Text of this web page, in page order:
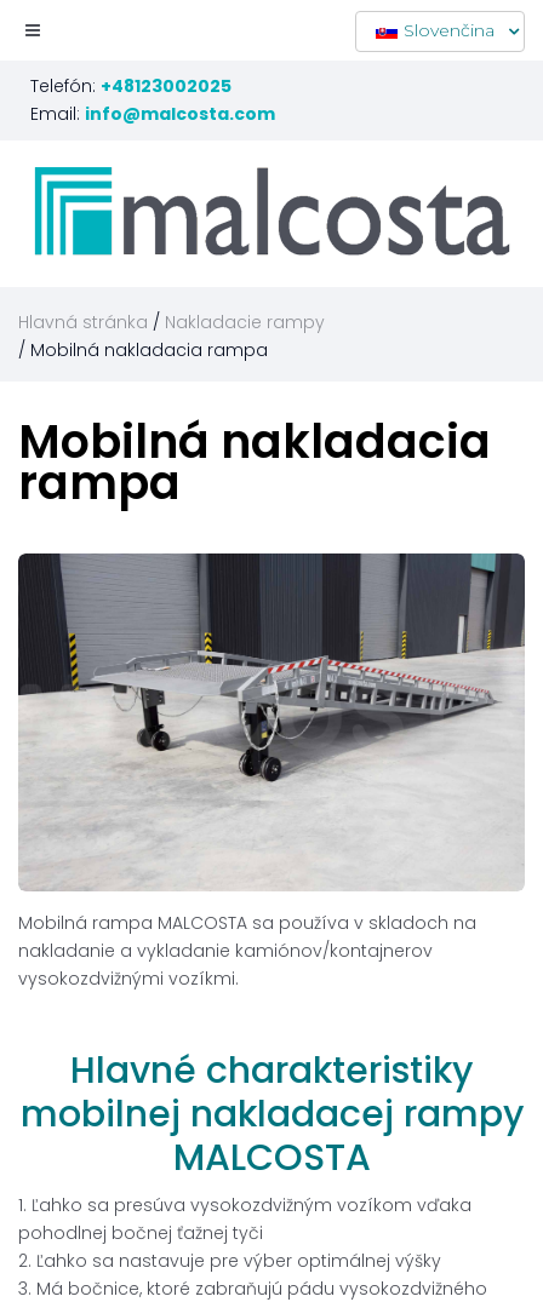
Telefón: +48123002025
Email: info@malcosta.com
Slovenčina
Hlavná stránka
Nakladacie rampy
Mobilná nakladacia rampa
Mobilná nakladacia
rampa
Mobilná rampa MALCOSTA sa používa v skladoch na
nakladanie a vykladanie kamiónov/kontajnerov
vysokozdvižnými vozíkmi.
Hlavné charakteristiky
mobilnej nakladacej rampy
MALCOSTA
1. Ľahko sa presúva vysokozdvižným vozíkom vďaka
pohodlnej bočnej ťažnej tyči
2. Ľahko sa nastavuje pre výber optimálnej výšky
3. Má bočnice, ktoré zabraňujú pádu vysokozdvižného